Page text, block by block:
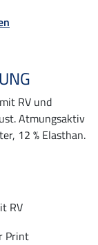
RV und
Atmungsaktiv
12 % Elasthan.
RV
Print